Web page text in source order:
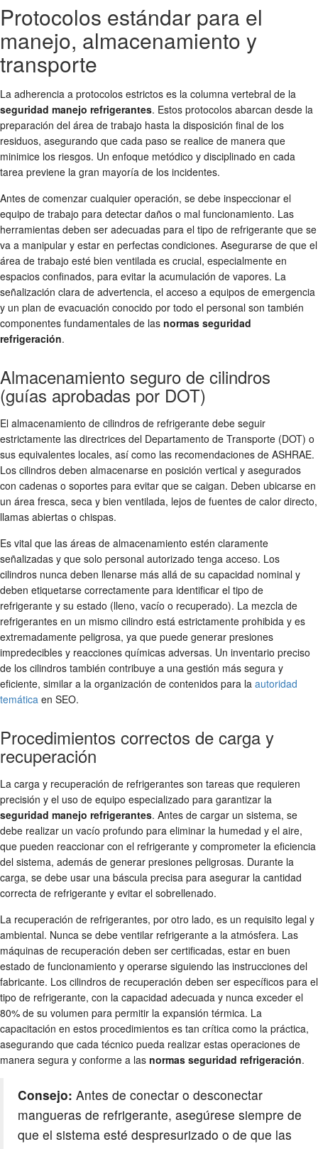
Protocolos estándar para el
manejo, almacenamiento y
transporte
La adherencia a protocolos estrictos es la columna vertebral de la
seguridad manejo refrigerantes. Estos protocolos abarcan desde la
preparación del área de trabajo hasta la disposición final de los
residuos, asegurando que cada paso se realice de manera que
minimice los riesgos. Un enfoque metódico y disciplinado en cada
tarea previene la gran mayoría de los incidentes.
Antes de comenzar cualquier operación, se debe inspeccionar el
equipo de trabajo para detectar daños o mal funcionamiento. Las
herramientas deben ser adecuadas para el tipo de refrigerante que se
va a manipular y estar en perfectas condiciones. Asegurarse de que el
área de trabajo esté bien ventilada es crucial, especialmente en
espacios confinados, para evitar la acumulación de vapores. La
señalización clara de advertencia, el acceso a equipos de emergencia
y un plan de evacuación conocido por todo el personal son también
componentes fundamentales de las normas seguridad
refrigeración.
Almacenamiento seguro de cilindros
(guías aprobadas por DOT)
El almacenamiento de cilindros de refrigerante debe seguir
estrictamente las directrices del Departamento de Transporte (DOT) o
sus equivalentes locales, así como las recomendaciones de ASHRAE.
Los cilindros deben almacenarse en posición vertical y asegurados
con cadenas o soportes para evitar que se caigan. Deben ubicarse en
un área fresca, seca y bien ventilada, lejos de fuentes de calor directo,
llamas abiertas o chispas.
Es vital que las áreas de almacenamiento estén claramente
señalizadas y que solo personal autorizado tenga acceso. Los
cilindros nunca deben llenarse más allá de su capacidad nominal y
deben etiquetarse correctamente para identificar el tipo de
refrigerante y su estado (lleno, vacío o recuperado). La mezcla de
refrigerantes en un mismo cilindro está estrictamente prohibida y es
extremadamente peligrosa, ya que puede generar presiones
impredecibles y reacciones químicas adversas. Un inventario preciso
de los cilindros también contribuye a una gestión más segura y
eficiente, similar a la organización de contenidos para la autoridad
temática en SEO.
Procedimientos correctos de carga y
recuperación
La carga y recuperación de refrigerantes son tareas que requieren
precisión y el uso de equipo especializado para garantizar la
seguridad manejo refrigerantes. Antes de cargar un sistema, se
debe realizar un vacío profundo para eliminar la humedad y el aire,
que pueden reaccionar con el refrigerante y comprometer la eficiencia
del sistema, además de generar presiones peligrosas. Durante la
carga, se debe usar una báscula precisa para asegurar la cantidad
correcta de refrigerante y evitar el sobrellenado.
La recuperación de refrigerantes, por otro lado, es un requisito legal y
ambiental. Nunca se debe ventilar refrigerante a la atmósfera. Las
máquinas de recuperación deben ser certificadas, estar en buen
estado de funcionamiento y operarse siguiendo las instrucciones del
fabricante. Los cilindros de recuperación deben ser específicos para el
tipo de refrigerante, con la capacidad adecuada y nunca exceder el
80% de su volumen para permitir la expansión térmica. La
capacitación en estos procedimientos es tan crítica como la práctica,
asegurando que cada técnico pueda realizar estas operaciones de
manera segura y conforme a las normas seguridad refrigeración.
Consejo: Antes de conectar o desconectar
mangueras de refrigerante, asegúrese siempre de
que el sistema esté despresurizado o de que las